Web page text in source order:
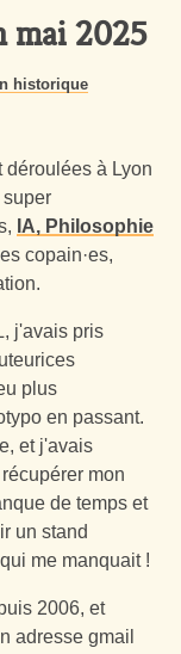
mai 2025
historique
déroulées à Lyon
super
IA, Philosophie
copain·es,
j'avais pris
plus
en passant.
et j'avais
mon
de temps et
un stand
me manquait !
2006, et
adresse gmail